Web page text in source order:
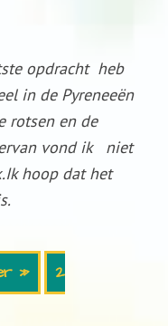
opdracht heb
in de Pyreneeën
rotsen en de
vond ik niet
hoop dat het
»
2